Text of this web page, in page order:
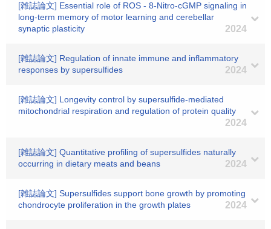
[雑誌論文] Essential role of ROS - 8-Nitro-cGMP signaling in
long-term memory of motor learning and cerebellar
synaptic plasticity
2024
[雑誌論文] Regulation of innate immune and inflammatory
responses by supersulfides
2024
[雑誌論文] Longevity control by supersulfide-mediated
mitochondrial respiration and regulation of protein quality
2024
[雑誌論文] Quantitative profiling of supersulfides naturally
occurring in dietary meats and beans
2024
[雑誌論文] Supersulfides support bone growth by promoting
chondrocyte proliferation in the growth plates
2024